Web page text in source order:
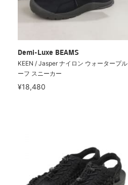
Demi-Luxe BEAMS
KEEN / Jasper ナイロン ウォータープル
ーフ スニーカー
¥18,480